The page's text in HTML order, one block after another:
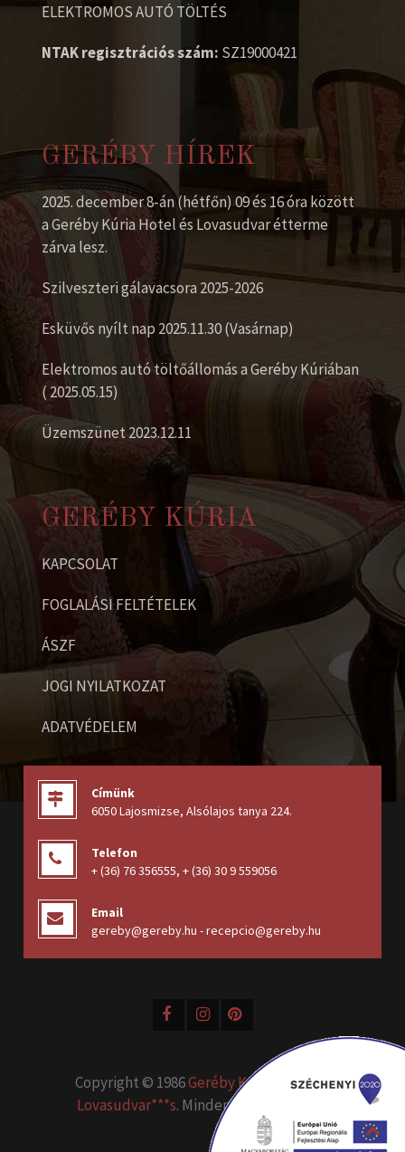
ELEKTROMOS AUTÓ TÖLTÉS
NTAK regisztrációs szám: SZ19000421
GERÉBY HÍREK
2025. december 8-án (hétfőn) 09 és 16 óra között
a Geréby Kúria Hotel és Lovasudvar étterme
zárva lesz.
Szilveszteri gálavacsora 2025-2026
Esküvős nyílt nap 2025.11.30 (Vasárnap)
Elektromos autó töltőállomás a Geréby Kúriában
( 2025.05.15)
Üzemszünet 2023.12.11
GERÉBY KÚRIA
KAPCSOLAT
FOGLALÁSI FELTÉTELEK
ÁSZF
JOGI NYILATKOZAT
ADATVÉDELEM
Címünk
6050 Lajosmizse, Alsólajos tanya 224.
Telefon
+ (36) 76 356555, + (36) 30 9 559056
Email
gereby@gereby.hu - recepcio@gereby.hu
Copyright © 1986Geréby Kúria Hotel és
Lovasudvar***s. Minden jog fenntartva.